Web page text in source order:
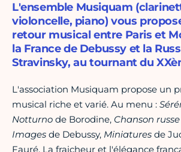
L'ensemble Musiquam
violoncelle, piano) vous
retour musical entre Paris et
la France de Debussy et la
Stravinsky, au tournant du
L'association Musiquam propose un
musical riche et varié. Au menu :
Notturno de Borodine, Chanson russe
Images de Debussy, Miniatures de
Fauré. La fraicheur et l'élégance